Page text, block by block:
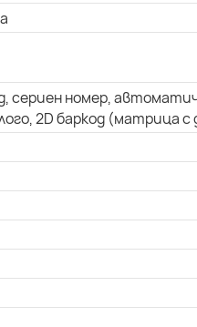
сериен номер,
2D баркод (матрица с